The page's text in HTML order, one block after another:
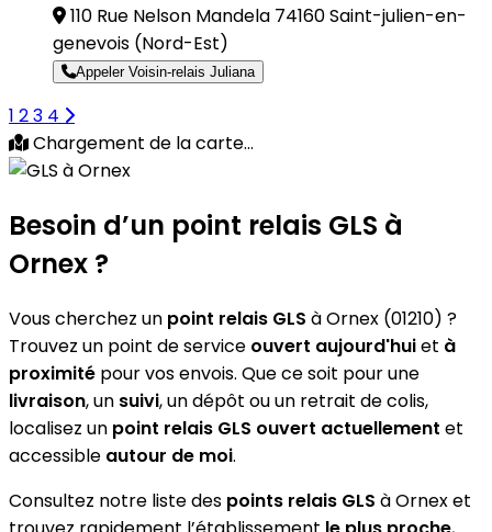
110 Rue Nelson Mandela 74160 Saint-julien-en-
genevois (Nord-Est)
Appeler Voisin-relais Juliana
1 23 4
Chargement de la carte...
Besoin d’un point relais GLS à
Ornex ?
Vous cherchez un point relais GLS à Ornex (01210) ?
Trouvez un point de service ouvert aujourd'huiet à
proximité pour vos envois. Que ce soit pour une
livraison, un suivi, un dépôt ou un retrait de colis,
localisez un point relais GLS ouvert actuellement et
accessible autour de moi.
Consultez notre liste des points relais GLS à Ornex et